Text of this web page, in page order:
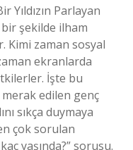
Yıldızın Parlayan
şekilde ilham
Kimi zaman sosyal
ekranlarda
İşte bu
edilen genç
sıkça duymaya
çok sorulan
yaşında?” sorusu.